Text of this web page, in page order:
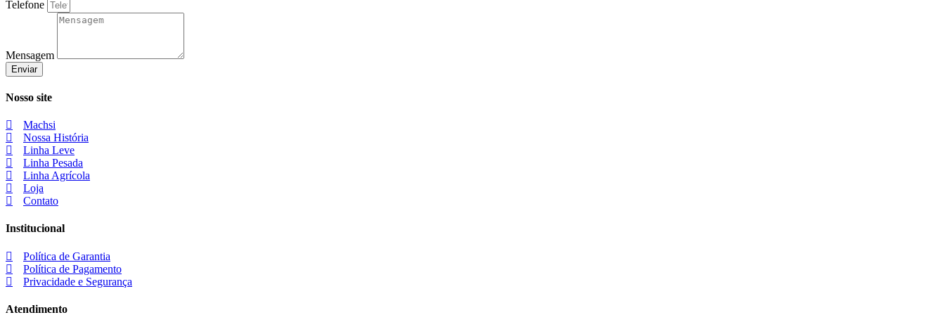
Telefone
Mensagem
Enviar
Nosso site
Machsi
Nossa História
Linha Leve
Linha Pesada
Linha Agrícola
Loja
Contato
Institucional
Política de Garantia
Política de Pagamento
Privacidade e Segurança
Atendimento